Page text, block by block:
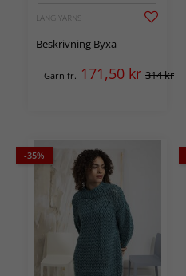
LANG YARNS
Beskrivning Byxa
Garn fr. 171,50 kr 314 kr
-35%